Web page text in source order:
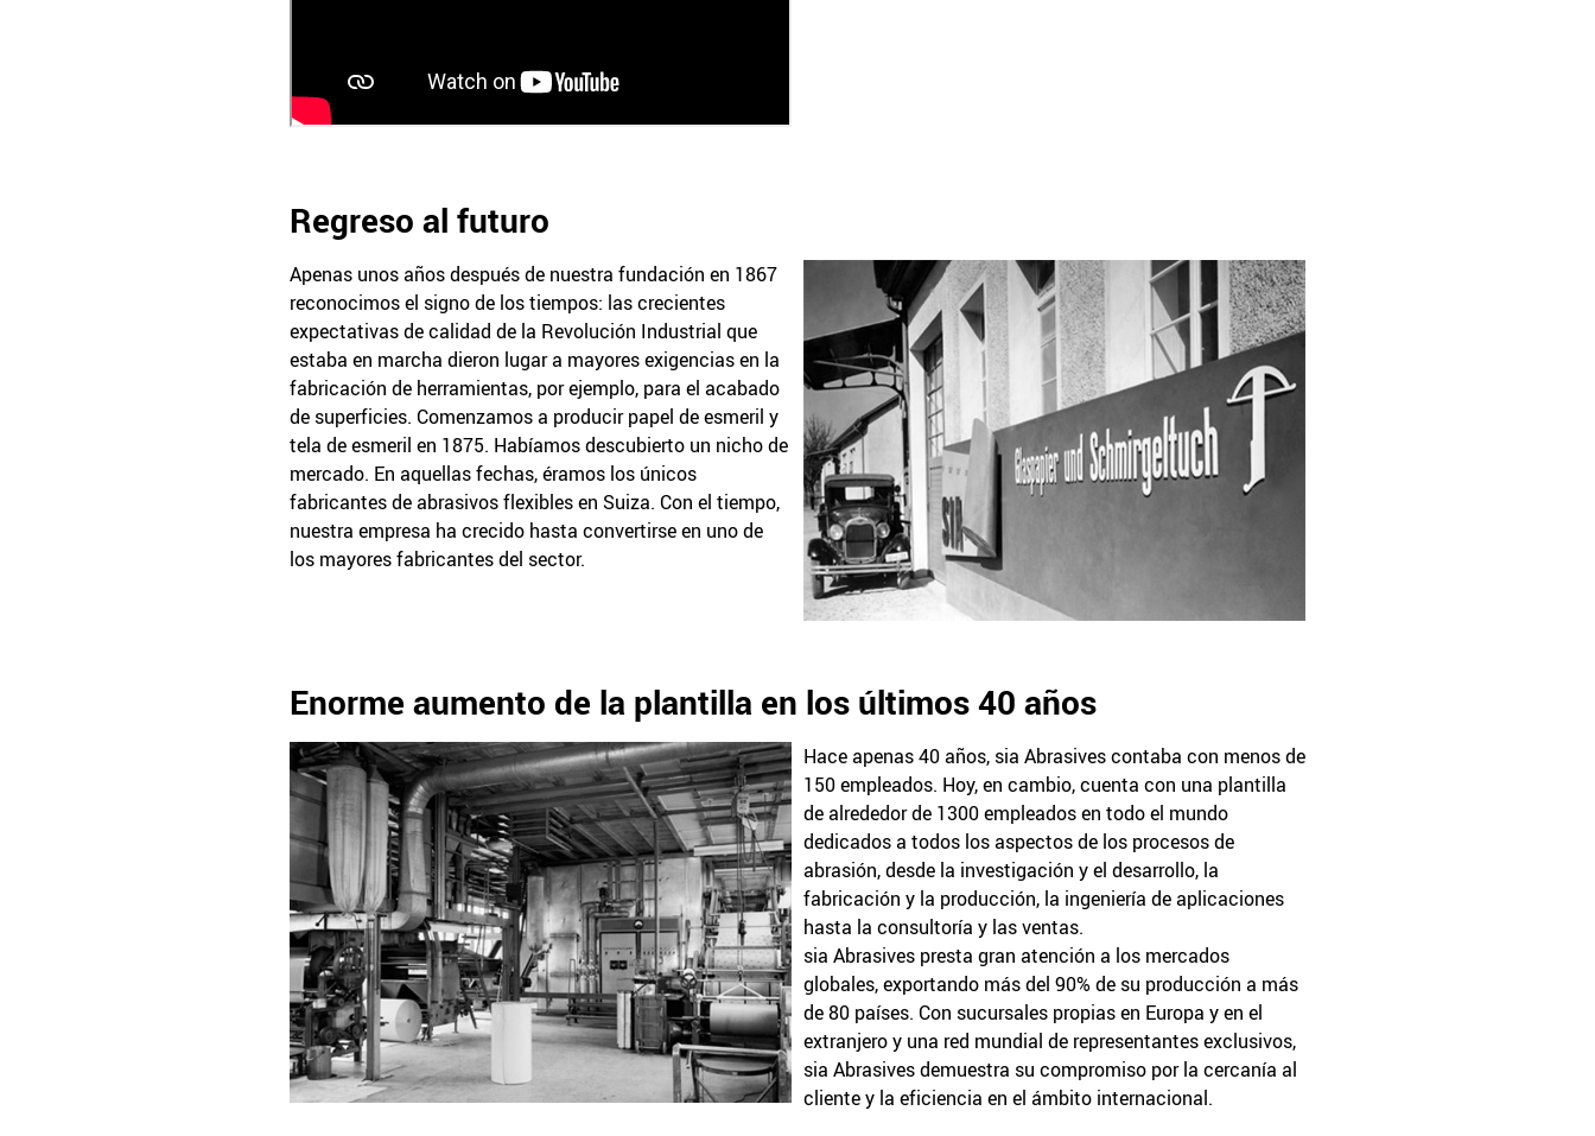
Regreso al futuro
Apenas unos años después de nuestra fundación en 1867
reconocimos el signo de los tiempos: las crecientes
expectativas de calidad de la Revolución Industrial que
estaba en marcha dieron lugar a mayores exigencias en la
fabricación de herramientas, por ejemplo, para el acabado
de superficies. Comenzamos a producir papel de esmeril y
tela de esmeril en 1875. Habíamos descubierto un nicho de
mercado. En aquellas fechas, éramos los únicos
fabricantes de abrasivos flexibles en Suiza. Con el tiempo,
nuestra empresa ha crecido hasta convertirse en uno de
los mayores fabricantes del sector.
Enorme aumento de la plantilla en los últimos 40 años
Hace apenas 40 años, sia Abrasives contaba con menos de
150 empleados. Hoy, en cambio, cuenta con una plantilla
de alrededor de 1300 empleados en todo el mundo
dedicados a todos los aspectos de los procesos de
abrasión, desde la investigación y el desarrollo, la
fabricación y la producción, la ingeniería de aplicaciones
hasta la consultoría y las ventas.
sia Abrasives presta gran atención a los mercados
globales, exportando más del 90% de su producción a más
de 80 países. Con sucursales propias en Europa y en el
extranjero y una red mundial de representantes exclusivos,
sia Abrasives demuestra su compromiso por la cercanía al
cliente y la eficiencia en el ámbito internacional.